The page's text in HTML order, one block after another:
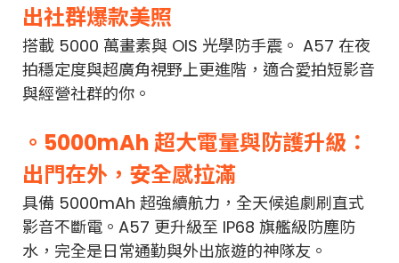
出社群爆款美照
搭載 5000 萬畫素與 OIS 光學防手震。 A57 在夜
拍穩定度與超廣角視野上更進階，適合愛拍短影音
與經營社群的你。
。5000mAh 超大電量與防護升級：
出門在外，安全感拉滿
具備 5000mAh 超強續航力，全天候追劇刷直式
影音不斷電。A57 更升級至 IP68 旗艦級防塵防
水，完全是日常通勤與外出旅遊的神隊友。